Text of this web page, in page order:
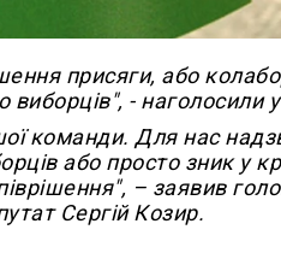
присяги, або
виборців", - наголосили
команди. Для нас
або просто зник у
– заявив
Сергій Козир.